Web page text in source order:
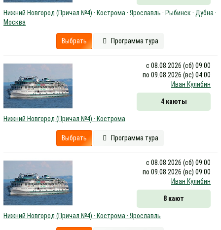
Нижний Новгород (Причал №4) · Кострома · Ярославль · Рыбинск · Дубна ·
Москва
Выбрать Программа тура
с 08.08.2026 (сб) 09:00
по 09.08.2026 (вс) 04:00
Иван Кулибин
4 каюты
Нижний Новгород (Причал №4) · Кострома
Выбрать Программа тура
с 08.08.2026 (сб) 09:00
по 09.08.2026 (вс) 09:00
Иван Кулибин
8 кают
Нижний Новгород (Причал №4) · Кострома · Ярославль